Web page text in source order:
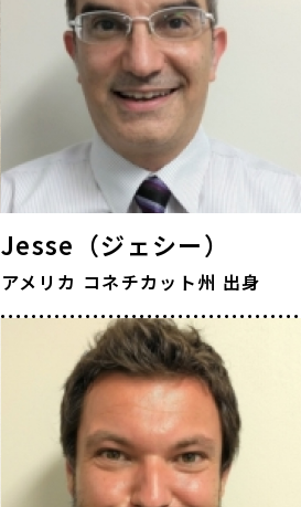
Jesse（ジェシー）
アメリカ コネチカット州 出身